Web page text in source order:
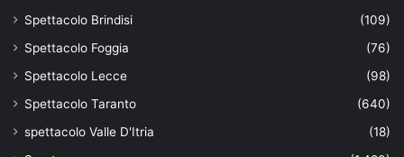
Spettacolo Brindisi
(109)
Spettacolo Foggia
(76)
Spettacolo Lecce
(98)
Spettacolo Taranto
(640)
spettacolo Valle D'Itria
(18)